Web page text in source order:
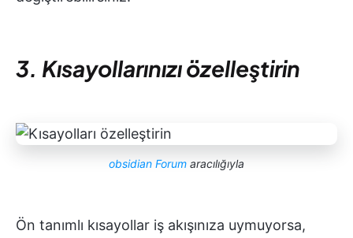
3. Kısayollarınızı özelleştirin
obsidian Forum aracılığıyla
Ön tanımlı kısayollar iş akışınıza uymuyorsa,